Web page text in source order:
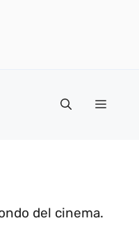
Menu
del cinema.